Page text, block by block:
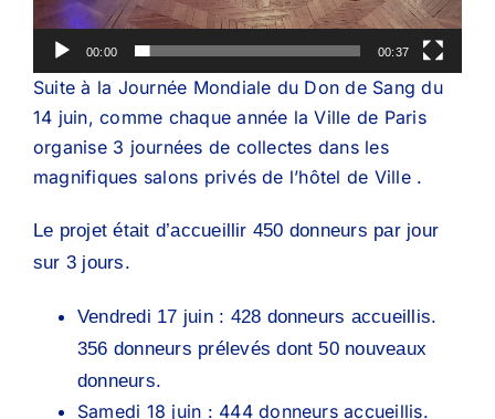
00:00 00:37
Suite à la Journée Mondiale du Don de Sang du
14 juin, comme chaque année la Ville de Paris
organise 3 journées de collectes dans les
magnifiques salons privés de l’hôtel de Ville .
Le projet était d’accueillir 450 donneurs par jour
sur 3 jours.
Vendredi 17 juin : 428 donneurs accueillis.
356 donneurs prélevés dont 50 nouveaux
donneurs.
Samedi 18 juin : 444 donneurs accueillis.